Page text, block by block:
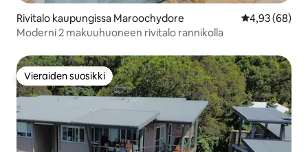
Rivitalo kaupungissa Maroochydore
4,93 (68)
Moderni 2 makuuhuoneen rivitalo rannikolla
Vieraiden suosikki
Vieraiden suosikki